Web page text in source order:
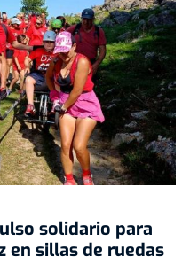
solidario para
en sillas de ruedas